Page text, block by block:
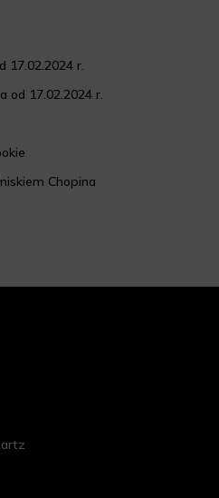
17.02.2024 r.
od 17.02.2024 r.
Chopina